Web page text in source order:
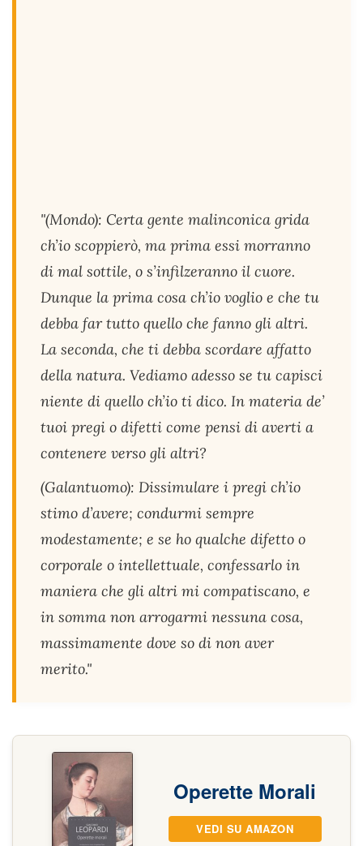
"(Mondo): Certa gente malinconica grida
ch’io scoppierò, ma prima essi morranno
di mal sottile, o s’infilzeranno il cuore.
Dunque la prima cosa ch’io voglio e che tu
debba far tutto quello che fanno gli altri.
La seconda, che ti debba scordare affatto
della natura. Vediamo adesso se tu capisci
niente di quello ch’io ti dico. In materia de’
tuoi pregi o difetti come pensi di averti a
contenere verso gli altri?
(Galantuomo): Dissimulare i pregi ch’io
stimo d’avere; condurmi sempre
modestamente; e se ho qualche difetto o
corporale o intellettuale, confessarlo in
maniera che gli altri mi compatiscano, e
in somma non arrogarmi nessuna cosa,
massimamente dove so di non aver
merito."
Operette Morali
VEDI SU AMAZON